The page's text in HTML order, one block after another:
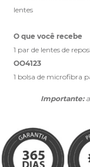
lentes
O que você recebe
1 par de lentes de
OO4123
1 bolsa de microfibra
Importante:a